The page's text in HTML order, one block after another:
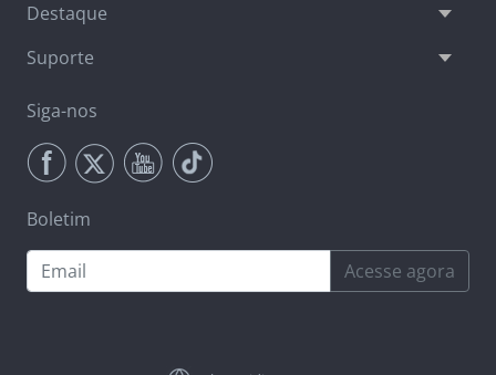
Destaque
Suporte
Siga-nos
Boletim
Acesse agora